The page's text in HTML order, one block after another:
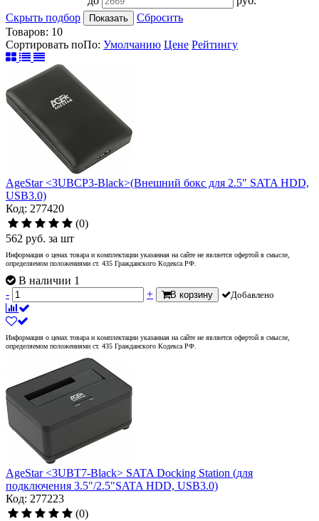
Скрыть подбор
Показать
Сбросить
Товаров: 10
Сортировать поПо: Умолчанию Цене Рейтингу
AgeStar <3UBCP3-Black>(Внешний бокс для 2.5" SATA HDD,
USB3.0)
Код: 277420
(0)
562 руб. за шт
Информация о ценах товара и комплектации указанная на сайте не является офертой в смысле,
определяемом положениями ст. 435 Гражданского Кодекса РФ.
В наличии 1
-
+ В корзину Добавлено
Информация о ценах товара и комплектации указанная на сайте не является офертой в смысле,
определяемом положениями ст. 435 Гражданского Кодекса РФ.
AgeStar <3UBT7-Black> SATA Docking Station (для
подключения 3.5"/2.5"SATA HDD, USB3.0)
Код: 277223
(0)